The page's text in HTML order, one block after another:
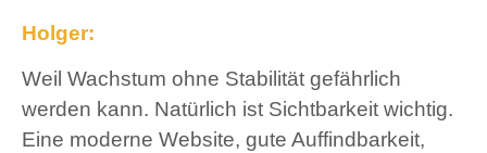
Holger:
Weil Wachstum ohne Stabilität gefährlich
werden kann. Natürlich ist Sichtbarkeit wichtig.
Eine moderne Website, gute Auffindbarkeit,